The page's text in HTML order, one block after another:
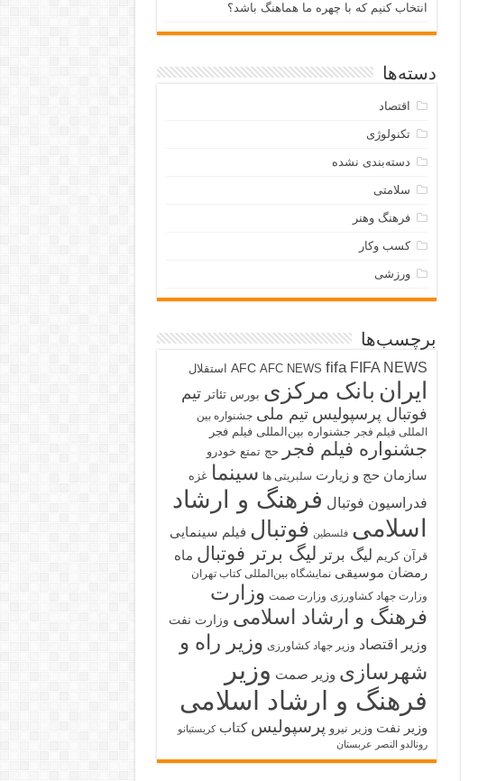
انتخاب کنیم که با چهره ما هماهنگ باشد؟
دسته‌ها
اقتصاد
تکنولوژی
دسته‌بندی نشده
سلامتی
فرهنگ وهنر
کسب وکار
ورزشی
برچسب‌ها
AFC AFC NEWS fifa FIFA NEWS استقلال
ایران بانک مرکزی بورس تئاتر تیم
فوتبال پرسپولیس تیم ملی جشنواره بین
المللی فیلم فجر جشنواره بین‌المللی فیلم فجر
جشنواره فیلم فجر حج تمتع خودرو
سازمان حج و زیارت سلبریتی ها سینما غزه
فدراسیون فوتبال فرهنگ و ارشاد
اسلامی فلسطین فوتبال فیلم سینمایی
قرآن کریم لیگ برتر لیگ برتر فوتبال ماه
رمضان موسیقی نمایشگاه بین‌المللی کتاب تهران
وزارت جهاد کشاورزی وزارت صمت وزارت
فرهنگ و ارشاد اسلامی وزارت نفت
وزیر اقتصاد وزیر جهاد کشاورزی وزیر راه و
شهرسازی وزیر صمت وزیر
فرهنگ و ارشاد اسلامی
وزیر نفت وزیر نیرو پرسپولیس کتاب کریستیانو
رونالدو النصر عربستان